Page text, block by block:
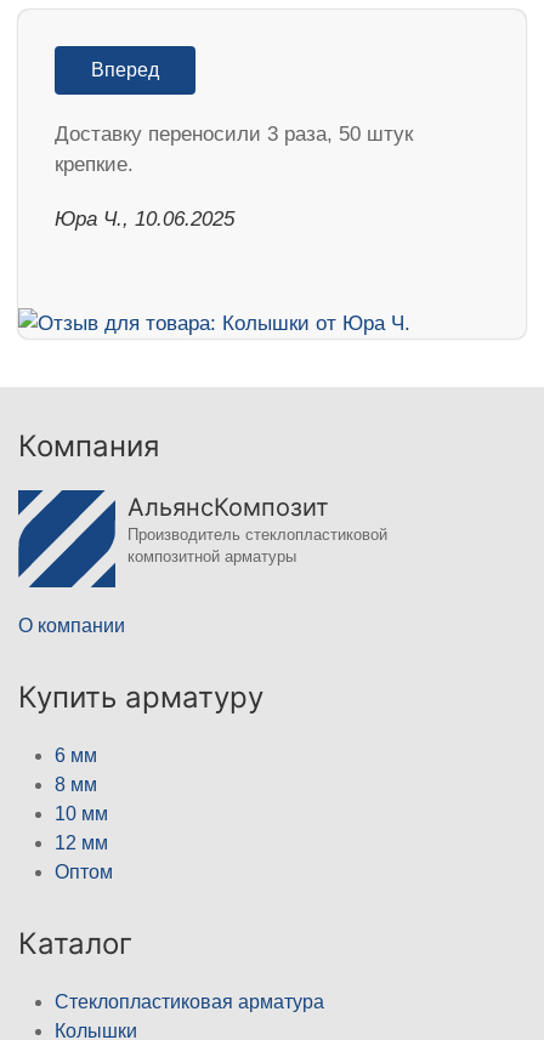
Вперед
Доставку переносили 3 раза, 50 штук
крепкие.
Юра Ч., 10.06.2025
Компания
АльянсКомпозит
Производитель стеклопластиковой
композитной арматуры
О компании
Купить арматуру
6 мм
8 мм
10 мм
12 мм
Оптом
Каталог
Стеклопластиковая арматура
Колышки